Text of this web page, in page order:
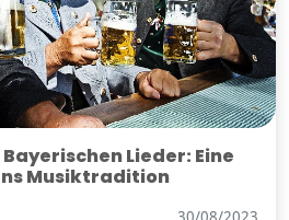
Lieder: Eine
Musiktradition